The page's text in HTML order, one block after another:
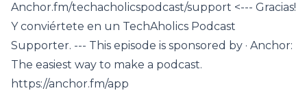
Anchor.fm/techacholicspodcast/support <--- Gracias!
Y conviértete en un TechAholics Podcast
Supporter. --- This episode is sponsored by · Anchor:
The easiest way to make a podcast.
https://anchor.fm/app